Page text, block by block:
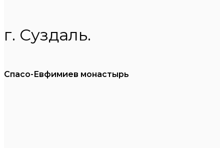
г. Суздаль.
Спасо-Евфимиев монастырь